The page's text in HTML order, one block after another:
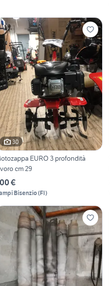
30
EURO 3 profondità
cm 29
€
Bisenzio(FI)